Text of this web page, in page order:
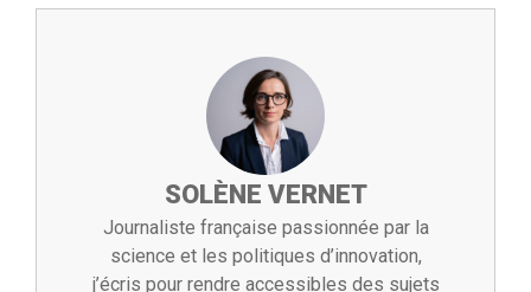
SOLÈNE VERNET
Journaliste française passionnée par la
science et les politiques d’innovation,
j’écris pour rendre accessibles des sujets